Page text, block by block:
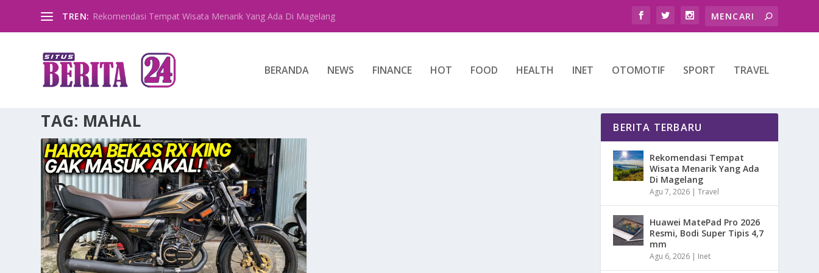
TREN: Rekomendasi Tempat Wisata Menarik Yang Ada Di Magelang
BERANDA NEWS FINANCE HOT FOOD HEALTH INET OTOMOTIF SPORT TRAVEL
TAG: MAHAL BERITA TERBARU
Rekomendasi Tempat
Wisata Menarik Yang Ada
Di Magelang
Agu 7, 2026 |Travel
Huawei MatePad Pro 2026
Resmi, Bodi Super Tipis 4,7
mm
Agu 6, 2026 | Inet